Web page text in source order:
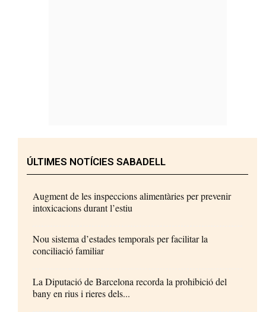
ÚLTIMES NOTÍCIES SABADELL
Augment de les inspeccions alimentàries per prevenir
intoxicacions durant l’estiu
Nou sistema d’estades temporals per facilitar la
conciliació familiar
La Diputació de Barcelona recorda la prohibició del
bany en rius i rieres dels...